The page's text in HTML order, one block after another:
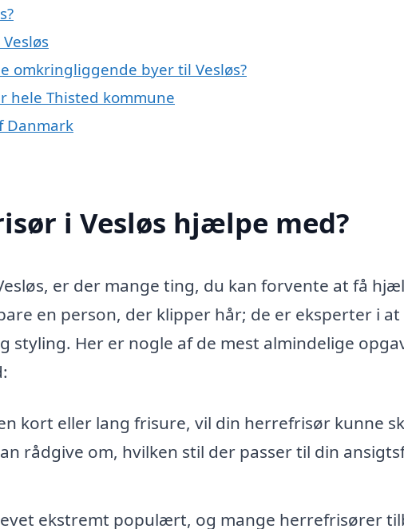
omkringliggende byer til Vesløs?
hele Thisted kommune
Danmark
i Vesløs hjælpe med?
er der mange ting, du kan forvente at få
en person, der klipper hår; de er eksperter i at
Her er nogle af de mest almindelige
kort eller lang frisure, vil din herrefrisør kunne
rådgive om, hvilken stil der passer til din
ekstremt populært, og mange herrefrisører